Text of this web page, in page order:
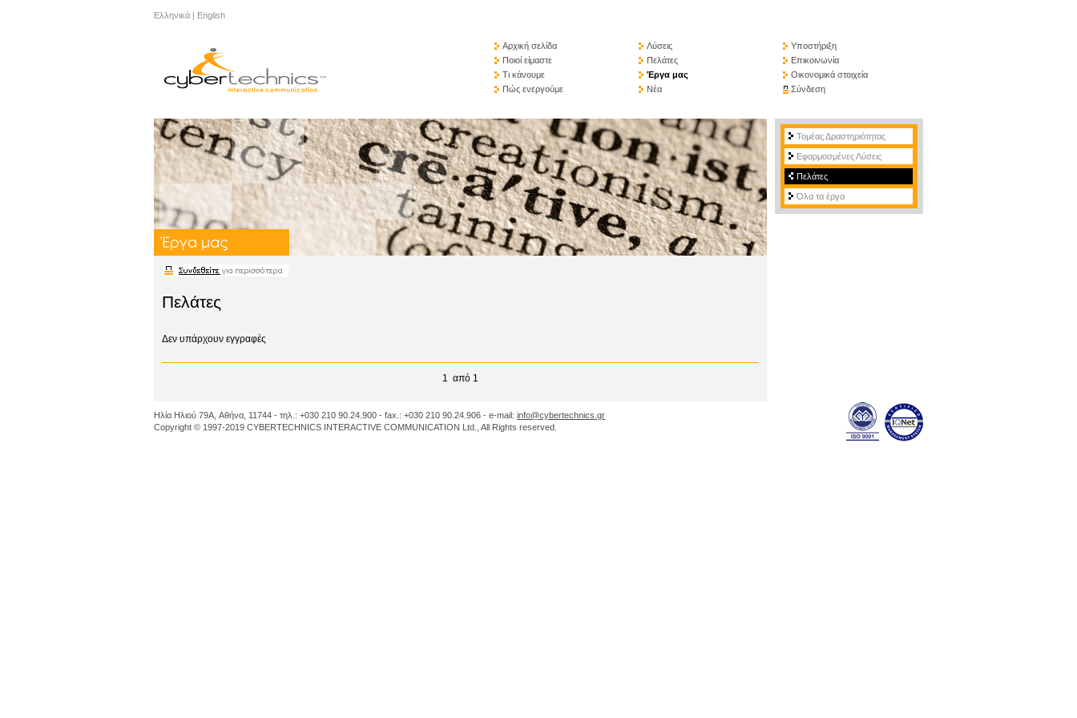
Ελληνικά | English
Αρχική σελίδα
Ποιοί είμαστε
Τι κάνουμε
Πώς ενεργούμε
Λύσεις
Πελάτες
Έργα μας
Νέα
Υποστήριξη
Επικοινωνία
Οικονομικά στοιχεία
Σύνδεση
Πελάτες
Δεν υπάρχουν εγγραφές
1 από 1
Τομέας Δραστηριότητας
Εφαρμοσμένες Λύσεις
Πελάτες
Όλα τα έργα
Ηλία Ηλιού 79A, Αθήνα, 11744 - τηλ.: +030 210 90.24.900 - fax.: +030 210 90.24.906 - e-mail: info@cybertechnics.gr
Copyright © 1997-2019 CYBERTECHNICS INTERACTIVE COMMUNICATION Ltd., All Rights reserved.